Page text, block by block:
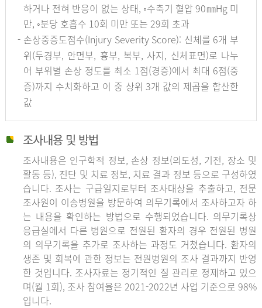
하거나 전혀 반응이 없는 상태, ◦수축기 혈압 90㎜Hg 미
만, ◦분당 호흡수 10회 미만 또는 29회 초과
- 손상중증도점수(Injury Severity Score): 신체를 6개 부
위(두경부, 안면부, 흉부, 복부, 사지, 신체표면)로 나누
어 부위별 손상 정도를 최소 1점(경증)에서 최대 6점(중
증)까지 수치화하고 이 중 상위 3개 값의 제곱을 합산한
값
조사내용 및 방법
조사내용은 인구학적 정보, 손상 정보(의도성, 기전, 장소 및
활동 등), 진단 및 치료 정보, 치료 결과 정보 등으로 구성하였
습니다. 조사는 구급일지로부터 조사대상을 추출하고, 전문
조사원이 이송병원을 방문하여 의무기록에서 조사하고자 하
는 내용을 확인하는 방법으로 수행되었습니다. 의무기록상
응급실에서 다른 병원으로 전원된 환자의 경우 전원된 병원
의 의무기록을 추가로 조사하는 과정도 거쳤습니다. 환자의
생존 및 회복에 관한 정보는 전원병원의 조사 결과까지 반영
한 것입니다. 조사자료는 정기적인 질 관리로 정제하고 있으
며(월 1회), 조사 참여율은 2021-2022년 사업 기준으로 98%
입니다.